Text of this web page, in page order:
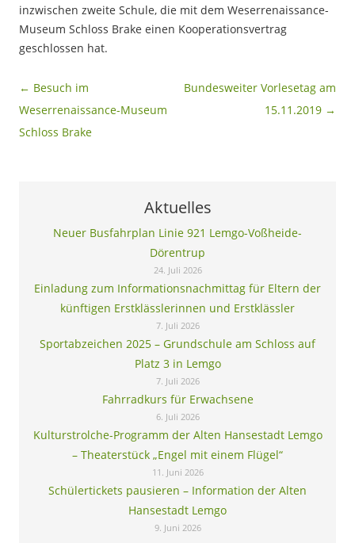
inzwischen zweite Schule, die mit dem Weserrenaissance-
Museum Schloss Brake einen Kooperationsvertrag
geschlossen hat.
Beitragsnavigation
← Besuch im
Weserrenaissance-Museum
Schloss Brake
Bundesweiter Vorlesetag am
15.11.2019 →
Aktuelles
Neuer Busfahrplan Linie 921 Lemgo-Voßheide-
Dörentrup
24. Juli 2026
Einladung zum Informationsnachmittag für Eltern der
künftigen Erstklässlerinnen und Erstklässler
7. Juli 2026
Sportabzeichen 2025 – Grundschule am Schloss auf
Platz 3 in Lemgo
7. Juli 2026
Fahrradkurs für Erwachsene
6. Juli 2026
Kulturstrolche-Programm der Alten Hansestadt Lemgo
– Theaterstück „Engel mit einem Flügel“
11. Juni 2026
Schülertickets pausieren – Information der Alten
Hansestadt Lemgo
9. Juni 2026